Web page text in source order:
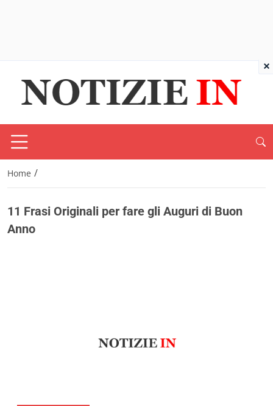
Home /
11 Frasi Originali per fare gli Auguri di Buon
Anno
×